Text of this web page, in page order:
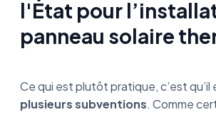
l'État pour
panneau solaire
Ce qui est plutôt pratique, c’est qu’il
plusieurs subventions. Comme